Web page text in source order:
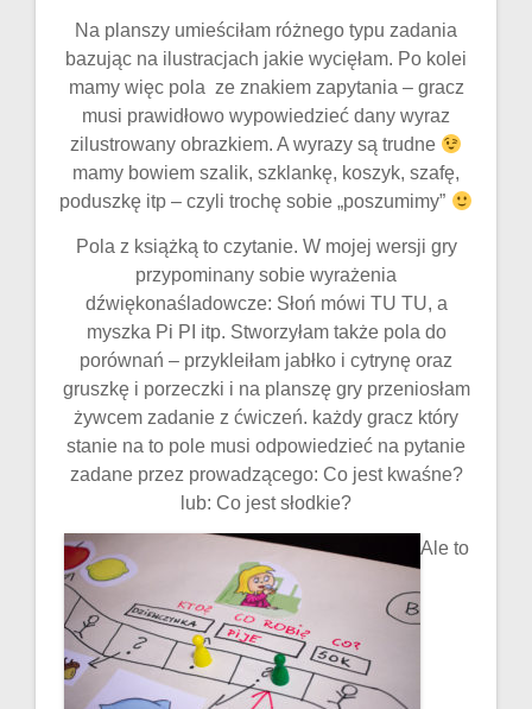
Na planszy umieściłam różnego typu zadania
bazując na ilustracjach jakie wycięłam. Po kolei
mamy więc pola ze znakiem zapytania – gracz
musi prawidłowo wypowiedzieć dany wyraz
zilustrowany obrazkiem. A wyrazy są trudne
mamy bowiem szalik, szklankę, koszyk, szafę,
poduszkę itp – czyli trochę sobie „poszumimy”
Pola z książką to czytanie. W mojej wersji gry
przypominany sobie wyrażenia
dźwiękonaśladowcze: Słoń mówi TU TU, a
myszka Pi PI itp. Stworzyłam także pola do
porównań – przykleiłam jabłko i cytrynę oraz
gruszkę i porzeczki i na planszę gry przeniosłam
żywcem zadanie z ćwiczeń. każdy gracz który
stanie na to pole musi odpowiedzieć na pytanie
zadane przez prowadzącego: Co jest kwaśne?
lub: Co jest słodkie?
Ale to